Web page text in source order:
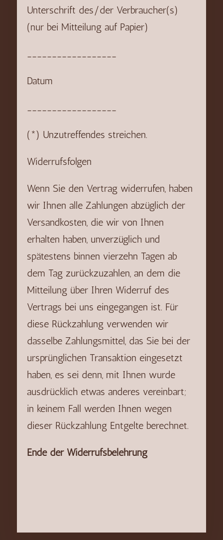
Unterschrift des/der Verbraucher(s)
(nur bei Mitteilung auf Papier)
__________________
Datum
__________________
(*) Unzutreffendes streichen.
Widerrufsfolgen
Wenn Sie den Vertrag widerrufen, haben
wir Ihnen alle Zahlungen abzüglich der
Versandkosten, die wir von Ihnen
erhalten haben, unverzüglich und
spätestens binnen vierzehn Tagen ab
dem Tag zurückzuzahlen, an dem die
Mitteilung über Ihren Widerruf des
Vertrags bei uns eingegangen ist. Für
diese Rückzahlung verwenden wir
dasselbe Zahlungsmittel, das Sie bei der
ursprünglichen Transaktion eingesetzt
haben, es sei denn, mit Ihnen wurde
ausdrücklich etwas anderes vereinbart;
in keinem Fall werden Ihnen wegen
dieser Rückzahlung Entgelte berechnet.
Ende der Widerrufsbelehrung